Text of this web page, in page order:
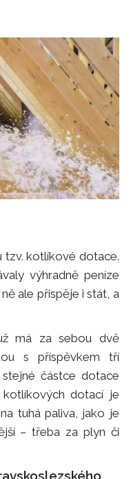
tzv. kotlíkové dotace.
výhradně peníze
ale přispěje i stát, a
má za sebou dvě
s příspěvkem tří
částce dotace
dotací je
tuhá paliva, jako je
– třeba za plyn či